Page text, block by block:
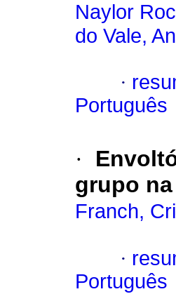
Naylor
do Vale,
·
Português
·
grupo
Franch,
·
Português